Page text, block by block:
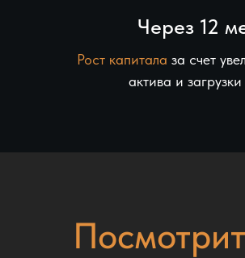
Через 12
Рост капитала за счет
актива и